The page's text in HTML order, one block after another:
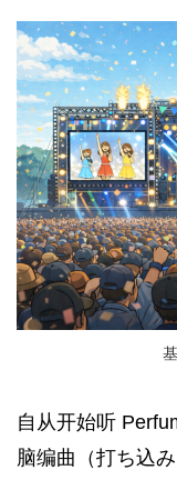
自从开始听
脑编曲（打ち込